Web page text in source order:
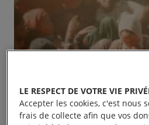
LE RESPECT DE VOTRE VIE
Accepter les cookies, c'est nous
frais de collecte afin que vos